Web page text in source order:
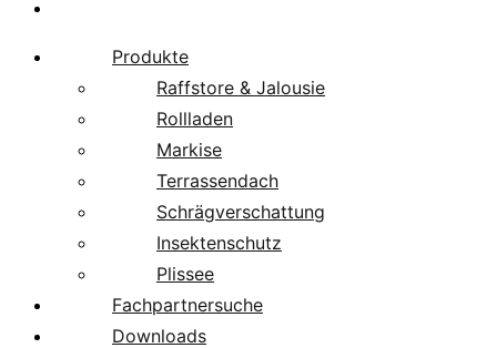
Produkte
Raffstore & Jalousie
Rollladen
Markise
Terrassendach
Schrägverschattung
Insektenschutz
Plissee
Fachpartnersuche
Downloads